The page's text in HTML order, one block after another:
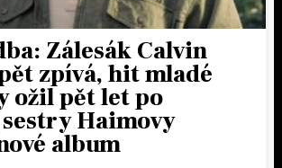
Zálesák Calvin
zpívá, hit mladé
ožil pět let po
Haimovy
album